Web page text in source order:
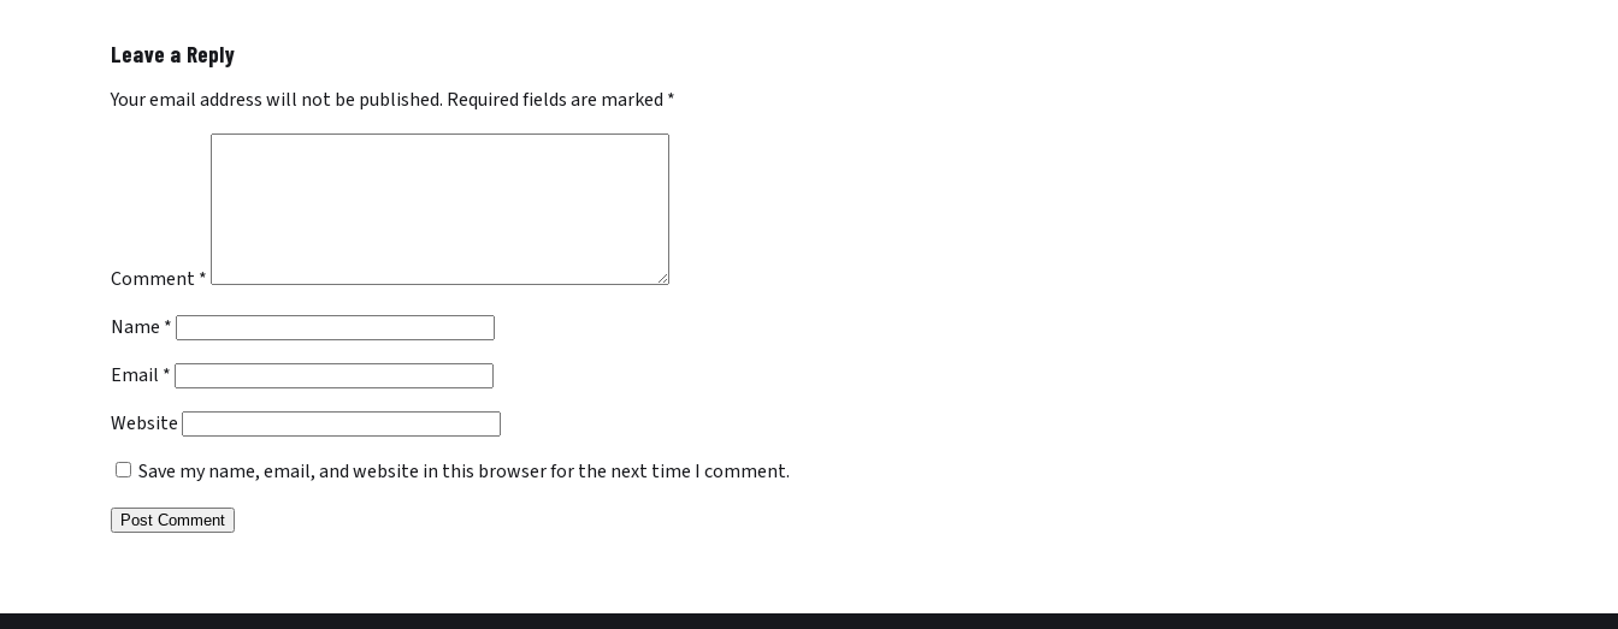
Leave a Reply
Your email address will not be published. Required fields are marked *
Comment*
Name *
Email *
Website
Save my name, email, and website in this browser for the next time I comment.